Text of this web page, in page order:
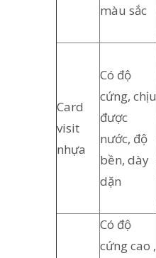
màu sắc
Card
visit
nhựa
Có độ
cứng, chịu
được
nước, độ
bền, dày
dặn
Có độ
cứng cao ,